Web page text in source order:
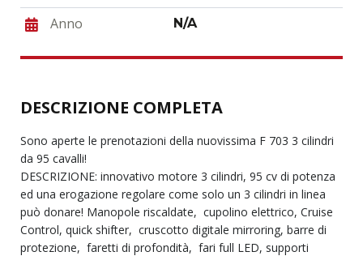
Anno N/A
DESCRIZIONE COMPLETA
Sono aperte le prenotazioni della nuovissima F 703 3 cilindri
da 95 cavalli!
DESCRIZIONE: innovativo motore 3 cilindri, 95 cv di potenza
ed una erogazione regolare come solo un 3 cilindri in linea
può donare! Manopole riscaldate, cupolino elettrico, Cruise
Control, quick shifter, cruscotto digitale mirroring, barre di
protezione, faretti di profondità, fari full LED, supporti